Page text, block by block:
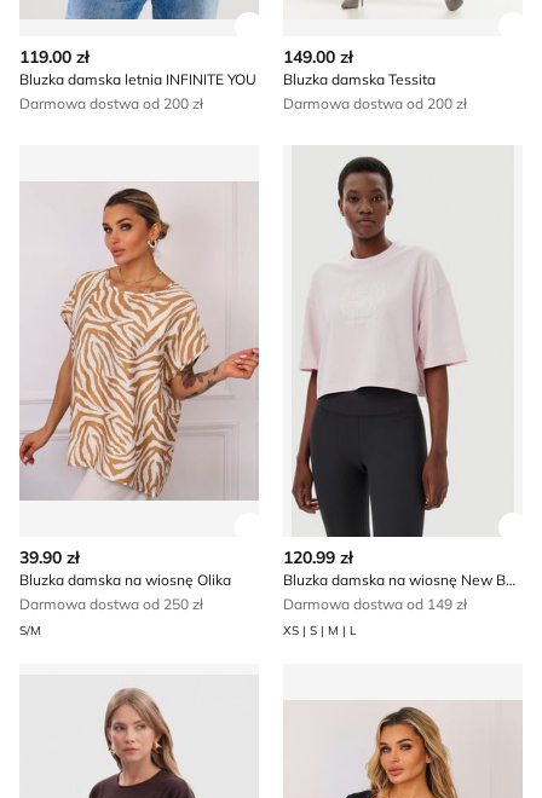
119.00 zł
Bluzka damska letnia INFINITE YOU
Darmowa dostwa od 200 zł
149.00 zł
Bluzka damska Tessita
Darmowa dostwa od 200 zł
Zobacz szczegóły produktu
39.90 zł
Bluzka damska na wiosnę Olika
Darmowa dostwa od 250 zł
S/M
Bluzka damska na wiosnę
120.99 zł
Bluzka damska na wiosnę New Balance
Darmowa dostwa od 149 zł
XS | S | M | L